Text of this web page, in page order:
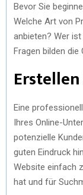
Bevor Sie
Welche Art von
anbieten? Wer
Fragen bilden die
Eine
Ihres Online-
potenzielle
guten Eindruck
Website einfach
hat und für